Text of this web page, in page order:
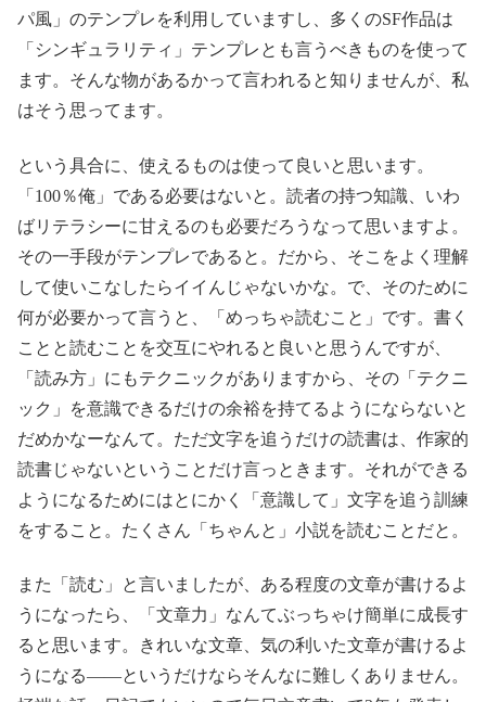
パ風」のテンプレを利用していますし、多くのSF作品は
「シンギュラリティ」テンプレとも言うべきものを使って
ます。そんな物があるかって言われると知りませんが、私
はそう思ってます。
という具合に、使えるものは使って良いと思います。
「100％俺」である必要はないと。読者の持つ知識、いわ
ばリテラシーに甘えるのも必要だろうなって思いますよ。
その一手段がテンプレであると。だから、そこをよく理解
して使いこなしたらイイんじゃないかな。で、そのために
何が必要かって言うと、「めっちゃ読むこと」です。書く
ことと読むことを交互にやれると良いと思うんですが、
「読み方」にもテクニックがありますから、その「テクニ
ック」を意識できるだけの余裕を持てるようにならないと
だめかなーなんて。ただ文字を追うだけの読書は、作家的
読書じゃないということだけ言っときます。それができる
ようになるためにはとにかく「意識して」文字を追う訓練
をすること。たくさん「ちゃんと」小説を読むことだと。
また「読む」と言いましたが、ある程度の文章が書けるよ
うになったら、「文章力」なんてぶっちゃけ簡単に成長す
ると思います。きれいな文章、気の利いた文章が書けるよ
うになる――というだけならそんなに難しくありません。